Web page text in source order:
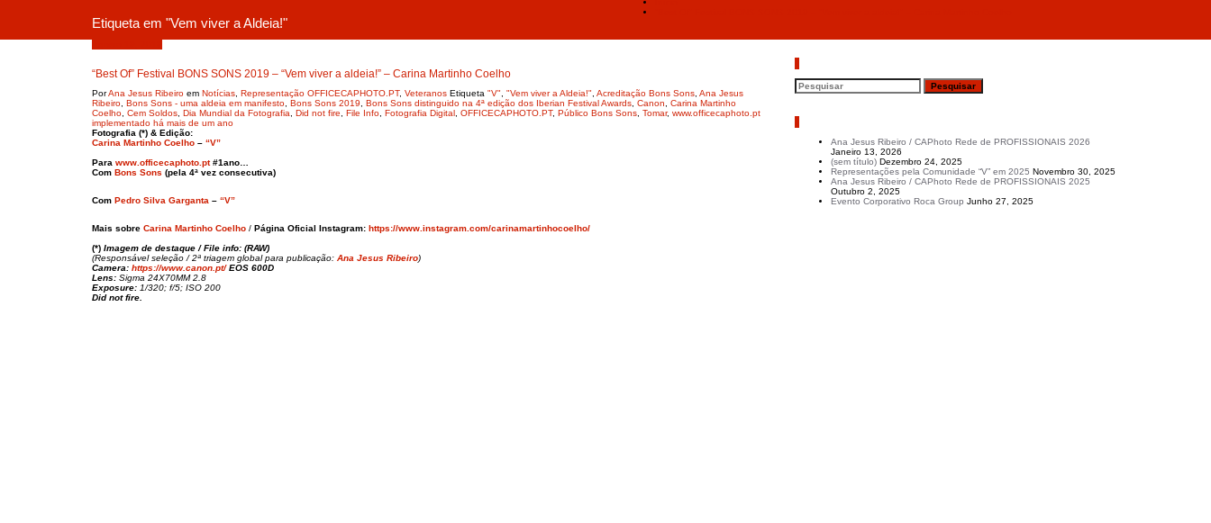
Etiqueta em "Vem viver a Aldeia!"
“Best Of” Festival BONS SONS 2019 – “Vem viver a aldeia!” – Carina Martinho Coelho
PorAna Jesus Ribeiro em Notícias Representação OFFICECAPHOTO.PT, Veteranos Etiqueta "V" "Vem viver a Aldeia!" Acreditação Bons Sons Ana Jesus
Ribeiro Bons Sons - uma aldeia em manifesto Bons Sons 2019 Bons Sons distinguido na 4ª edição dos Iberian Festival Awards Canon
Carina Martinho
Coelho Cem Soldos Dia Mundial da Fotografia Did not fire File Info Fotografia Digital OFFICECAPHOTO.PT, Público Bons Sons Tomar, www.officecaphoto.pt
implementado há mais de um ano
Fotografia (*) & Edição:
Carina Martinho Coelho – “V”
Para www.officecaphoto.pt#1ano…
Com Bons Sons (pela 4ª vez consecutiva)
Com Pedro Silva Garganta – “V”
Mais sobre Carina Martinho Coelho / Página Oficial Instagram: https://www.instagram.com/carinamartinhocoelho/
(*) Imagem de destaque / File info: (RAW)
(Responsável seleção / 2ª triagem global para publicação: Ana Jesus Ribeiro)
Camera: https://www.canon.pt/ EOS 600D
Lens: Sigma 24X70MM 2.8
Exposure: 1/320; f/5; ISO 200
Did not fire.
Ana Jesus Ribeiro / CAPhoto Rede de PROFISSIONAIS 2026
Janeiro 13, 2026
(sem título) Dezembro 24, 2025
Representações pela Comunidade “V” em 2025 Novembro 30, 2025
Ana Jesus Ribeiro / CAPhoto Rede de PROFISSIONAIS 2025
Outubro 2, 2025
Evento Corporativo Roca Group Junho 27, 2025